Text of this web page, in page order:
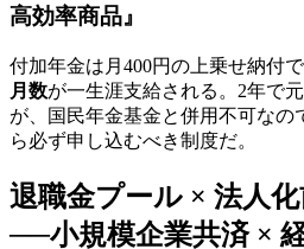
高効率商品』
付加年金は月400円の上乗せ納付
月数が一生涯支給される。2年で
が、国民年金基金と併用不可なの
ら必ず申し込むべき制度だ。
退職金プール × 法人
──小規模企業共済 ×